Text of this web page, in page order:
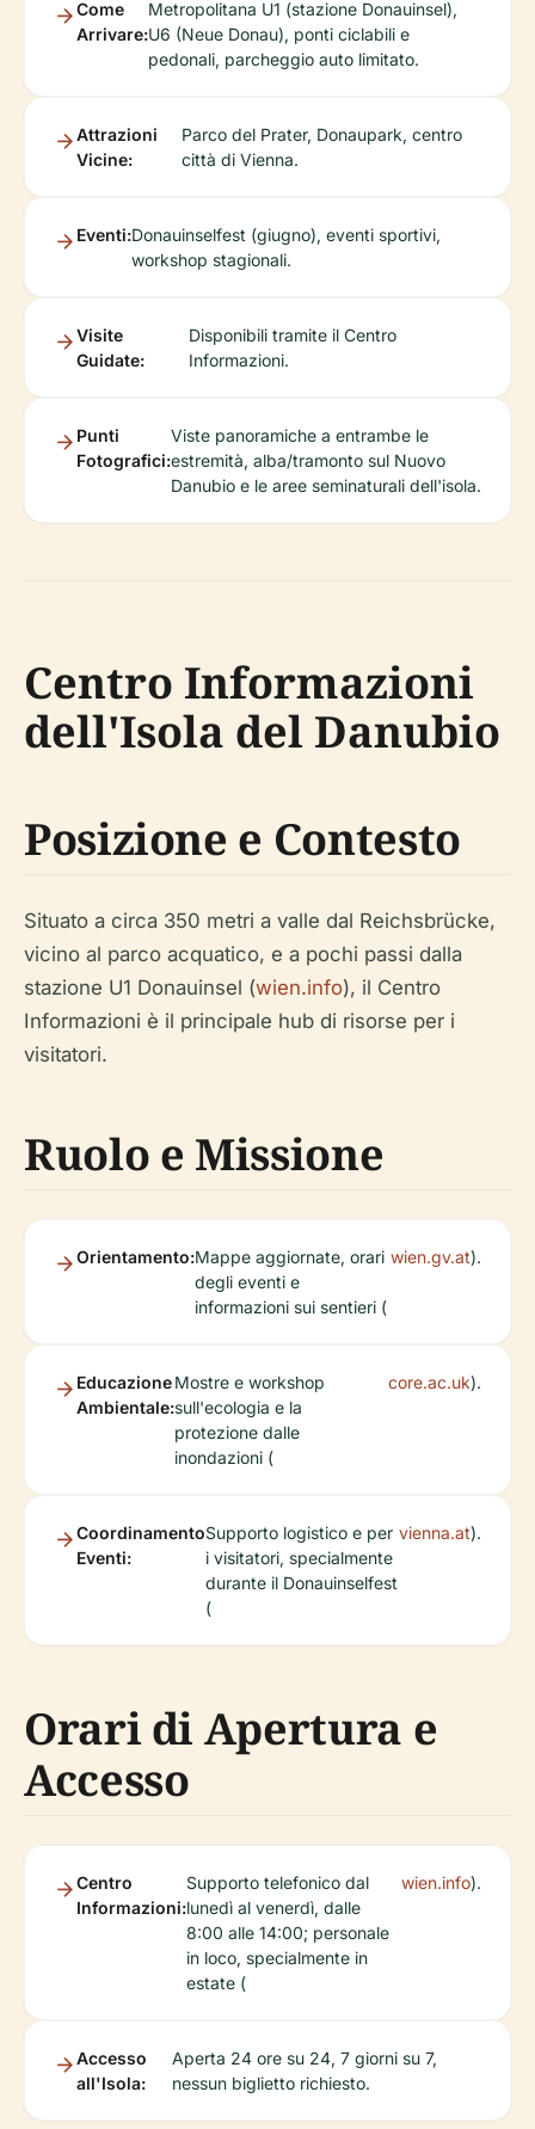
Come
Arrivare:
Metropolitana U1 (stazione Donauinsel),
U6 (Neue Donau), ponti ciclabili e
pedonali, parcheggio auto limitato.
Attrazioni
Vicine:
Parco del Prater, Donaupark, centro
città di Vienna.
Eventi:Donauinselfest (giugno), eventi sportivi,
workshop stagionali.
Visite
Guidate:
Disponibili tramite il Centro
Informazioni.
Punti
Fotografici:
Viste panoramiche a entrambe le
estremità, alba/tramonto sul Nuovo
Danubio e le aree seminaturali dell'isola.
Centro Informazioni
dell'Isola del Danubio
Posizione e Contesto
Situato a circa 350 metri a valle dal Reichsbrücke,
vicino al parco acquatico, e a pochi passi dalla
stazione U1 Donauinsel (wien.info), il Centro
Informazioni è il principale hub di risorse per i
visitatori.
Ruolo e Missione
Orientamento:Mappe aggiornate, orari
degli eventi e
informazioni sui sentieri (
wien.gv.at).
Educazione
Ambientale:
Mostre e workshop
sull'ecologia e la
protezione dalle
inondazioni (
core.ac.uk).
Coordinamento
Eventi:
Supporto logistico e per
i visitatori, specialmente
durante il Donauinselfest
(
vienna.at).
Orari di Apertura e
Accesso
Centro
Informazioni:
Supporto telefonico dal
lunedì al venerdì, dalle
8:00 alle 14:00; personale
in loco, specialmente in
estate (
wien.info).
Accesso
all'Isola:
Aperta 24 ore su 24, 7 giorni su 7,
nessun biglietto richiesto.